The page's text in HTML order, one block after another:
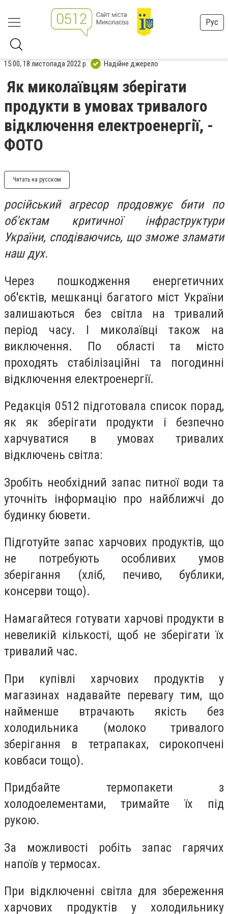
Рус
15:00, 18 листопада 2022 р. Надійне джерело
Як миколаївцям зберігати
продукти в умовах тривалого
відключення електроенергії, -
ФОТО
Читать на русском
російський агресор продовжує бити по
об'єктам критичної інфраструктури
України, сподіваючись, що зможе зламати
наш дух.
Через пошкодження енергетичних
об'єктів, мешканці багатого міст України
залишаються без світла на тривалий
період часу. І миколаївці також на
виключення. По області та місто
проходять стабілізаційні та погодинні
відключення електроенергії.
Редакція 0512 підготовала список порад,
як як зберігати продукти і безпечно
харчуватися в умовах тривалих
відключень світла:
Зробіть необхідний запас питної води та
уточніть інформацію про найближчі до
будинку бювети.
Підготуйте запас харчових продуктів, що
не потребують особливих умов
зберігання (хліб, печиво, бублики,
консерви тощо).
Намагайтеся готувати харчові продукти в
невеликій кількості, щоб не зберігати їх
тривалий час.
При купівлі харчових продуктів у
магазинах надавайте перевагу тим, що
найменше втрачають якість без
холодильника (молоко тривалого
зберігання в тетрапаках, сирокопчені
ковбаси тощо).
Придбайте термопакети з
холодоелементами, тримайте їх під
рукою.
За можливості робіть запас гарячих
напоїв у термосах.
При відключенні світла для збереження
харчових продуктів у холодильнику